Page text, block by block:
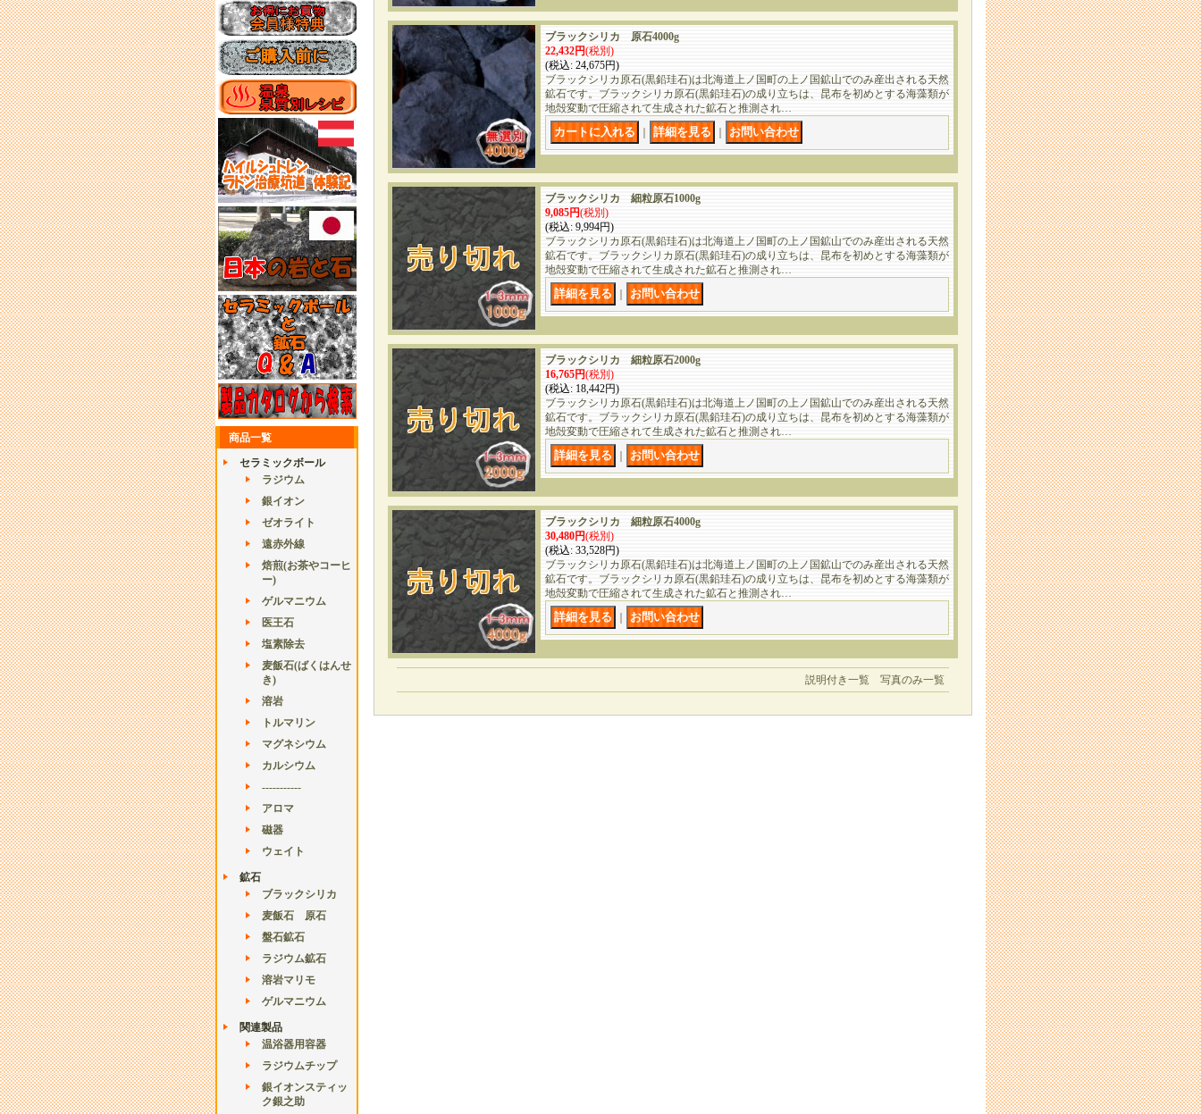
商品一覧
セラミックボール
ラジウム
銀イオン
ゼオライト
遠赤外線
焙煎(お茶やコーヒ
ー)
ゲルマニウム
医王石
塩素除去
麦飯石(ばくはんせ
き)
溶岩
トルマリン
マグネシウム
カルシウム
-----------
アロマ
磁器
ウェイト
鉱石
ブラックシリカ
麦飯石 原石
盤石鉱石
ラジウム鉱石
溶岩マリモ
ゲルマニウム
関連製品
温浴器用容器
ラジウムチップ
銀イオンスティッ
ク銀之助
ブラックシリカ 原石4000g
22,432円(税別)
(税込: 24,675円)
ブラックシリカ原石(黒鉛珪石)は北海道上ノ国町の上ノ国鉱山でのみ産出される天然
鉱石です。ブラックシリカ原石(黒鉛珪石)の成り立ちは、昆布を初めとする海藻類が
地殻変動で圧縮されて生成された鉱石と推測され…
ブラックシリカ 細粒原石1000g
9,085円(税別)
(税込: 9,994円)
ブラックシリカ原石(黒鉛珪石)は北海道上ノ国町の上ノ国鉱山でのみ産出される天然
鉱石です。ブラックシリカ原石(黒鉛珪石)の成り立ちは、昆布を初めとする海藻類が
地殻変動で圧縮されて生成された鉱石と推測され…
ブラックシリカ 細粒原石2000g
16,765円(税別)
(税込: 18,442円)
ブラックシリカ原石(黒鉛珪石)は北海道上ノ国町の上ノ国鉱山でのみ産出される天然
鉱石です。ブラックシリカ原石(黒鉛珪石)の成り立ちは、昆布を初めとする海藻類が
地殻変動で圧縮されて生成された鉱石と推測され…
ブラックシリカ 細粒原石4000g
30,480円(税別)
(税込: 33,528円)
ブラックシリカ原石(黒鉛珪石)は北海道上ノ国町の上ノ国鉱山でのみ産出される天然
鉱石です。ブラックシリカ原石(黒鉛珪石)の成り立ちは、昆布を初めとする海藻類が
地殻変動で圧縮されて生成された鉱石と推測され…
説明付き一覧 写真のみ一覧